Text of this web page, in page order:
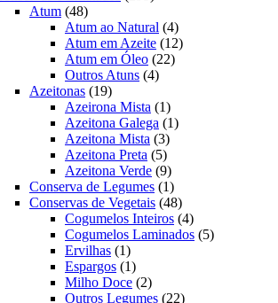
Atum 4848
produtos
Atum ao Natural 44
produtos
Atum em Azeite 1212
Atum em Óleo 2222
Outros Atuns 44
Azeitonas 1919
produtos
Azeirona Mista 11
produto
Azeitona Galega 11
Azeitona Mista 33
produtos
Azeitona Preta 55
produtos
Azeitona Verde 99
produtos
Conserva de Legumes 11
produto
Conservas de Vegetais 4848
produtos
Cogumelos Inteiros 44
produtos
Cogumelos Laminados 55
Ervilhas 11
produto
Espargos 11
produto
Milho Doce 22
produtos
Outros Legumes 2222